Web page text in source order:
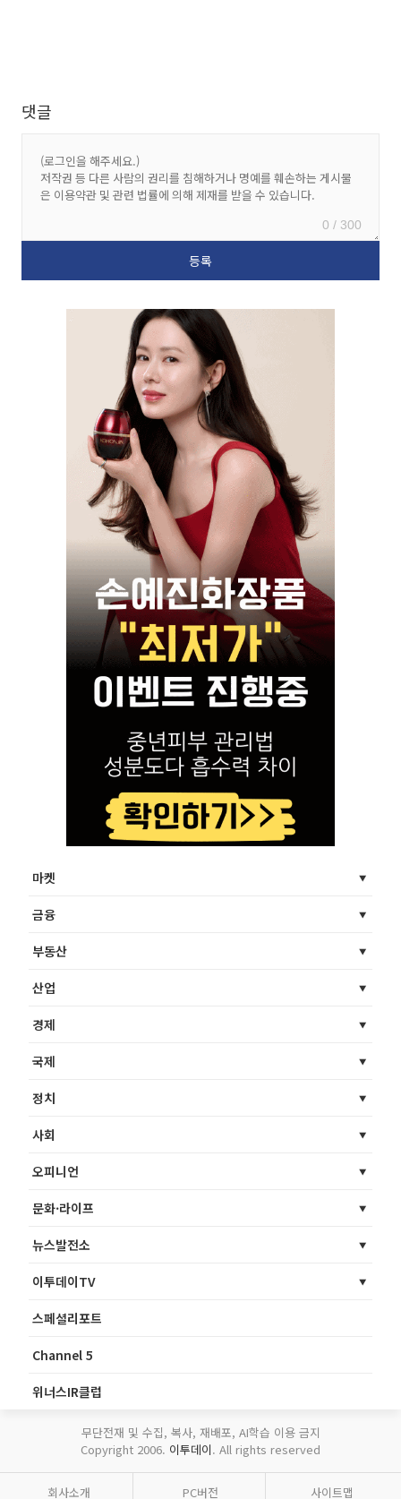
댓글
0 / 300
마켓
금융
부동산
산업
경제
국제
정치
사회
오피니언
문화·라이프
뉴스발전소
이투데이TV
스페셜리포트
Channel 5
위너스IR클럽
무단전재 및 수집, 복사, 재배포, AI학습 이용 금지
Copyright 2006. 이투데이. All rights reserved
회사소개 PC버전 사이트맵